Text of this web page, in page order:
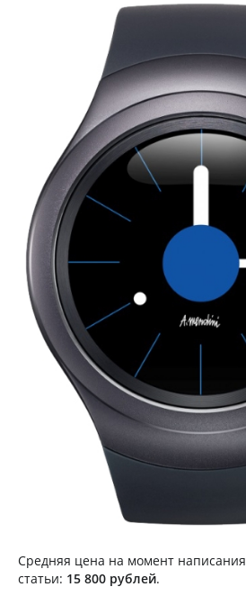
Средняя цена на момент написания
статьи: 15 800 рублей.